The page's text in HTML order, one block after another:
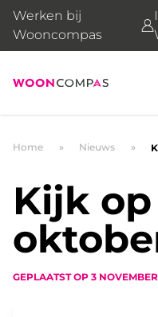
Werken bij
Wooncompas
Home Nieuws
Kijk
GEPLAATST OP 3